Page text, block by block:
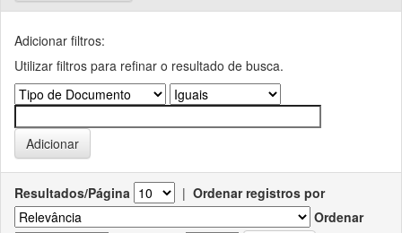
Adicionar filtros:
Utilizar filtros para refinar o resultado de busca.
Resultados/Página | Ordenar registros por
Ordenar